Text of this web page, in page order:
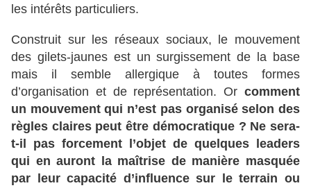
les intérêts particuliers.
Construit sur les réseaux sociaux, le mouvement
des gilets-jaunes est un surgissement de la base
mais il semble allergique à toutes formes
d’organisation et de représentation. Or comment
un mouvement qui n’est pas organisé selon des
règles claires peut être démocratique ? Ne sera-
t-il pas forcement l’objet de quelques leaders
qui en auront la maîtrise de manière masquée
par leur capacité d’influence sur le terrain ou